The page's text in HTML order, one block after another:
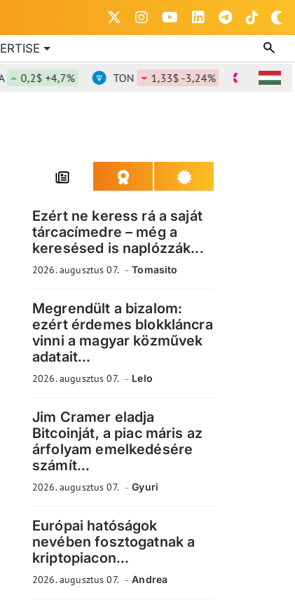
+4,7% TON 1,33$ -3,24% DOT
Ezért ne keress rá a saját
tárcacímedre – még a
keresésed is naplózzák...
2026. augusztus 07. Tomasito
Megrendült a bizalom:
ezért érdemes blokkláncra
vinni a magyar közművek
adatait...
2026. augusztus 07. Lelo
Jim Cramer eladja
Bitcoinját, a piac máris az
árfolyam emelkedésére
számít...
2026. augusztus 07. Gyuri
Európai hatóságok
nevében fosztogatnak a
kriptopiacon...
2026. augusztus 07. Andrea